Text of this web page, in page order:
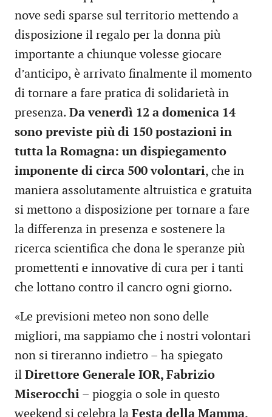
nove sedi sparse sul territorio mettendo a
disposizione il regalo per la donna più
importante a chiunque volesse giocare
d’anticipo, è arrivato finalmente il momento
di tornare a fare pratica di solidarietà in
presenza. Da venerdì 12 a domenica 14
sono previste più di 150 postazioni in
tutta la Romagna: un dispiegamento
imponente di circa 500 volontari, che in
maniera assolutamente altruistica e gratuita
si mettono a disposizione per tornare a fare
la differenza in presenza e sostenere la
ricerca scientifica che dona le speranze più
promettenti e innovative di cura per i tanti
che lottano contro il cancro ogni giorno.
«Le previsioni meteo non sono delle
migliori, ma sappiamo che i nostri volontari
non si tireranno indietro – ha spiegato
il Direttore Generale IOR, Fabrizio
Miserocchi – pioggia o sole in questo